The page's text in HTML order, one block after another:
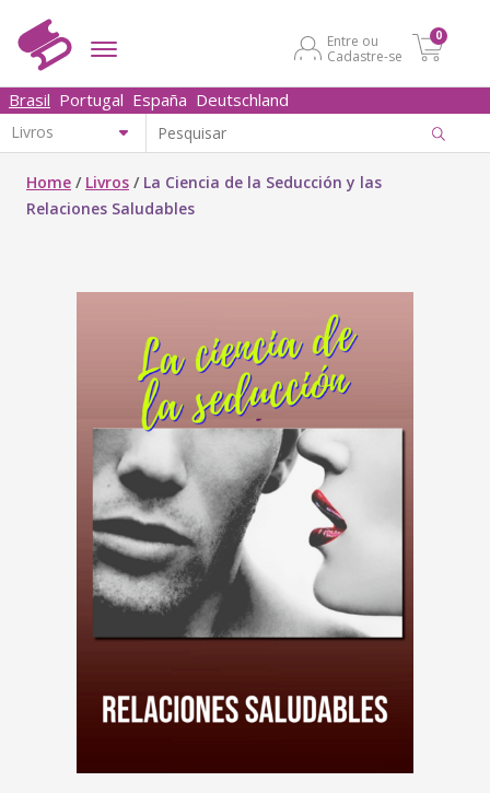
Entre ou
Cadastre-se
0
Brasil Portugal España Deutschland
Home / Livros / La Ciencia de la Seducción y las
Relaciones Saludables